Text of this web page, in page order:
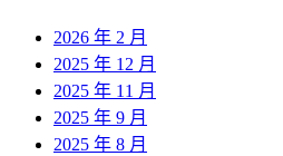
2026 年 2 月
2025 年 12 月
2025 年 11 月
2025 年 9 月
2025 年 8 月